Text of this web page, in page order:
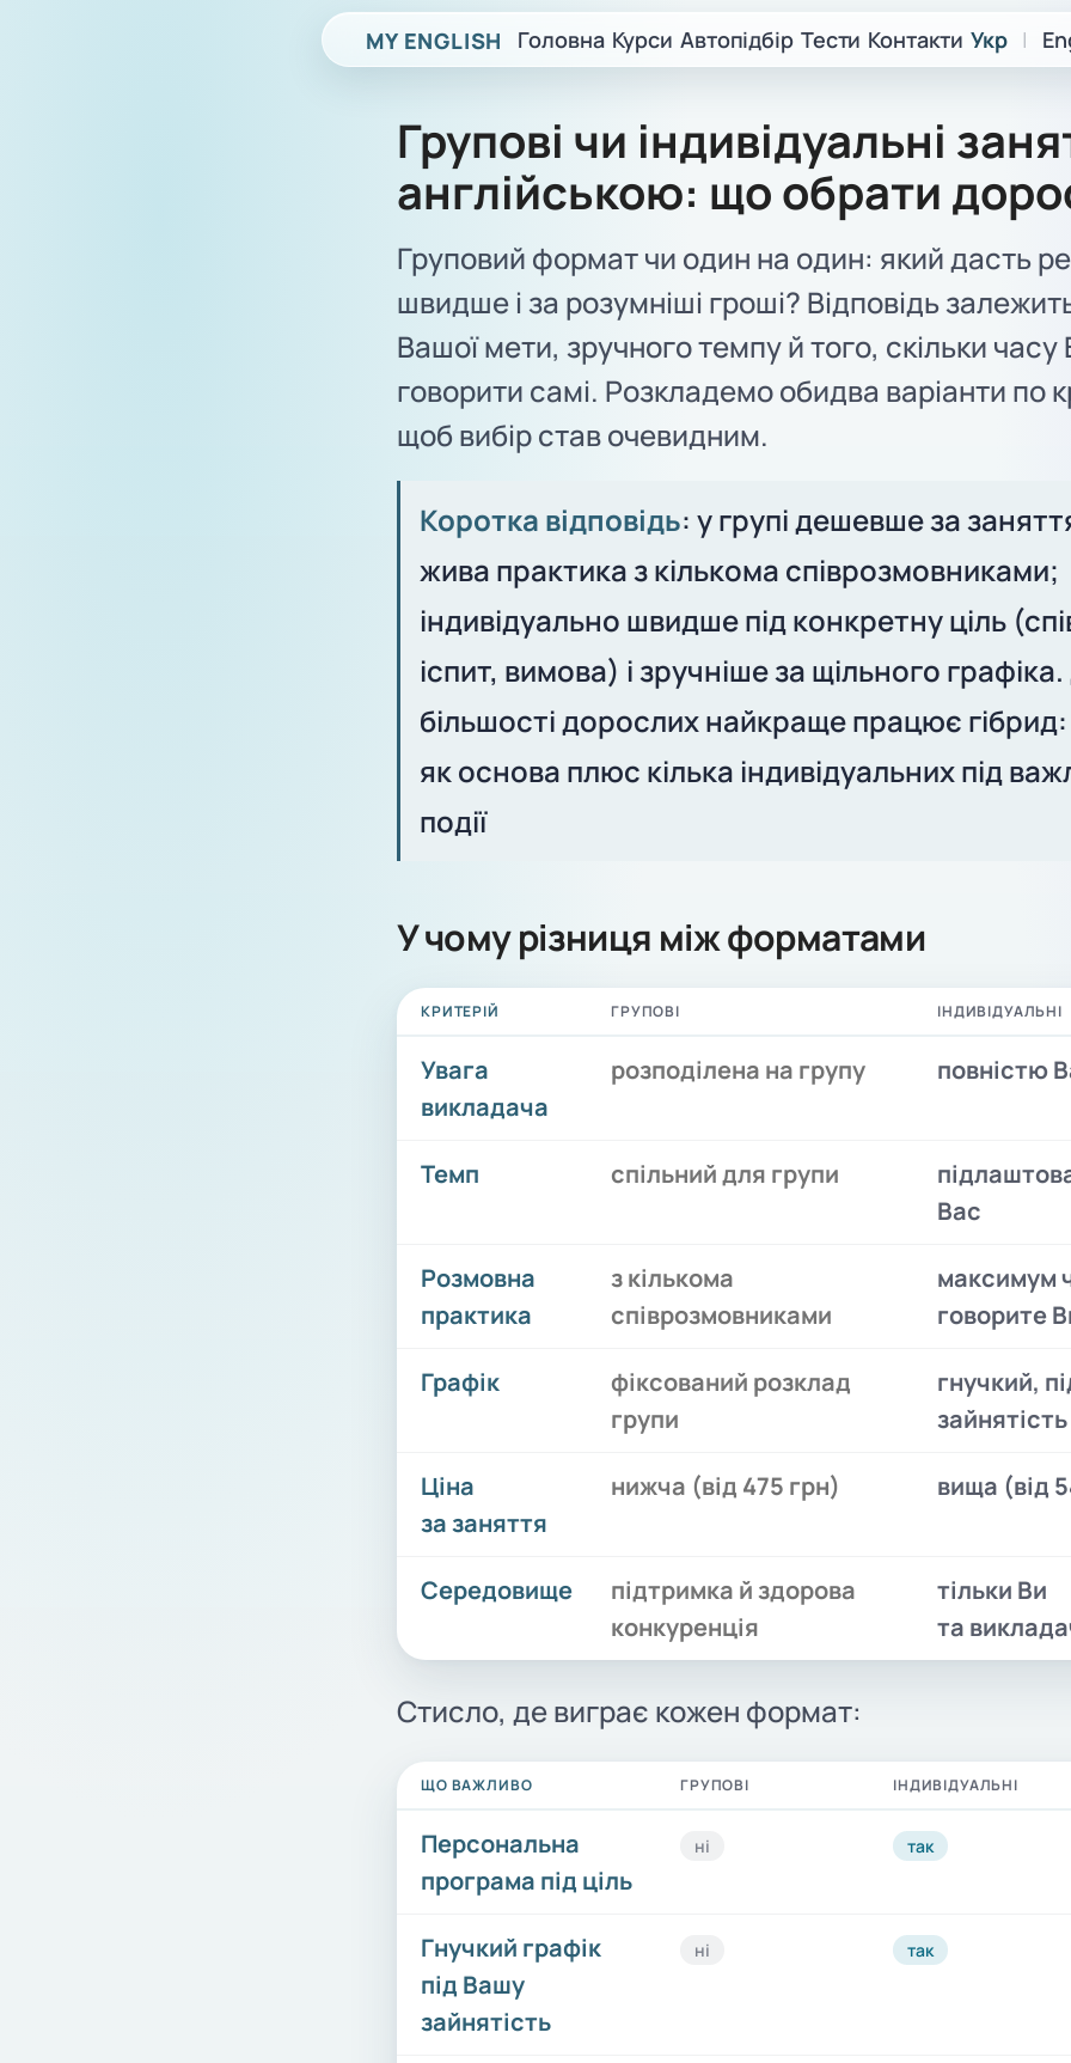
MY ENGLISH Головна Курси Автопідбір Тести Контакти Укр |
Групові чи індивідуальні
англійською: що обрати
Груповий формат чи один на один: який дасть
швидше і за розумніші гроші? Відповідь
Вашої мети, зручного темпу й того, скільки часу
говорити самі. Розкладемо обидва варіанти по
щоб вибір став очевидним.
Коротка відповідь: у групі дешевше за
жива практика з кількома співрозмовниками;
індивідуально швидше під конкретну ціль
іспит, вимова) і зручніше за щільного
більшості дорослих найкраще працює
як основа плюс кілька індивідуальних під
події
У чому різниця між форматами
КРИТЕРІЙ ГРУПОВІ ІНДИВІДУАЛЬНІ
Увага
викладача
розподілена на групу повністю
Темп спільний для групи
Вас
Розмовна
практика
з кількома
співрозмовниками
максимум
говорите
Графік
фіксований розклад
групи
гнучкий,
зайнятість
Ціна
за заняття
нижча (від 475 грн) вища (від
Середовище
підтримка й здорова
конкуренція
тільки Ви
та
Стисло, де виграє кожен формат:
ЩО ВАЖЛИВО ГРУПОВІ ІНДИВІДУАЛЬНІ
Персональна
програма під ціль
ні так
Гнучкий графік
під Вашу
зайнятість
ні так